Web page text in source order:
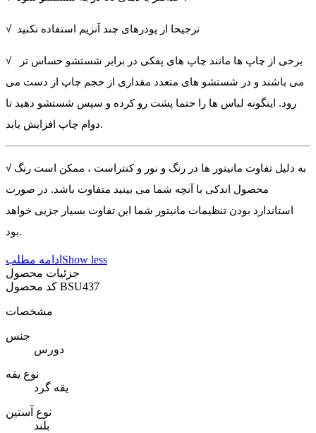
√ برخی از چاپ ها مانند چاپ های پفکی در برابر شستشو حساس تر
می باشند و در شستشو های متعدد مقداری از حجم چاپ از دست می
رود. اینگونه لباس ها را حتما پشت رو کرده و سپس شستشو دهید تا
دوام چاپ افزایش یابد.
√ به دلیل تفاوت مانیتور ها در رنگ و نور و کنتراست ، ممکن است رنگ
محصول اندکی با آنچه شما می بینید متفاوت باشد. در صورت
استاندارد بودن تنظیمات مانیتور شما این تفاوت بسیار جزیی خواهد
بود.
ادامه مطلب Show less
جزئیات محصول
BSU437
مشخصات
جنس
دورس
نوع یقه
یقه گرد
نوع آستین
بلند